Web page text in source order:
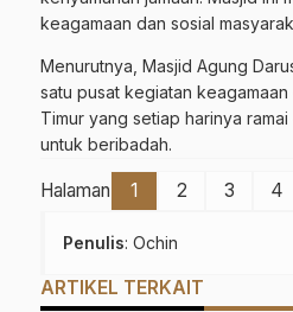
keagamaan dan sosial
Menurutnya, Masjid Agung
satu pusat kegiatan
Timur yang setiap harinya
untuk beribadah.
Halaman 1 2 3 4
Penulis: Ochin
ARTIKEL TERKAIT